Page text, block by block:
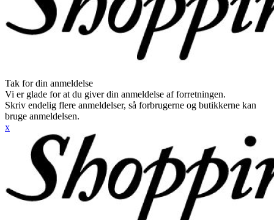
Tak for din anmeldelse
Vi er glade for at du giver din anmeldelse af forretningen.
Skriv endelig flere anmeldelser, så forbrugerne og butikkerne kan
bruge anmeldelsen.
x